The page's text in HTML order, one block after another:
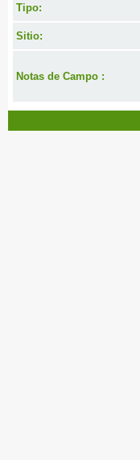
Tipo:
Sitio:
Notas de Campo :